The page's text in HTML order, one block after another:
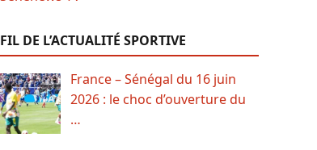
FIL DE L’ACTUALITÉ SPORTIVE
France – Sénégal du 16 juin
2026 : le choc d’ouverture du
…